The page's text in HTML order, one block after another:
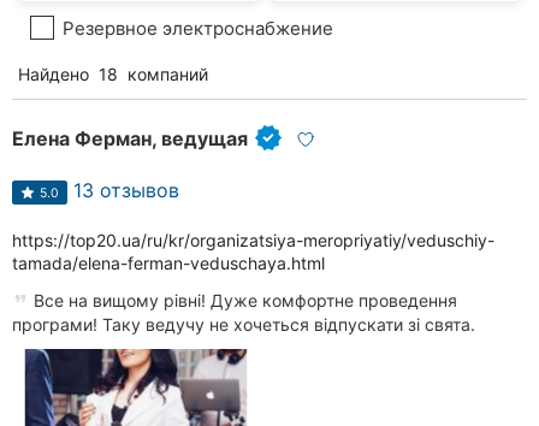
Резервное электроснабжение
Найдено 18 компаний
Елена Ферман, ведущая
5.0 13 отзывов
https://top20.ua/ru/kr/organizatsiya-meropriyatiy/veduschiy-
tamada/elena-ferman-veduschaya.html
Все на вищому рівні! Дуже комфортне проведення
програми! Таку ведучу не хочеться відпускати зі свята.